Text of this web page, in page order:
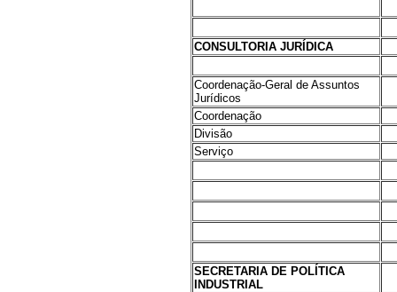
CONSULTORIA JURÍDICA
Coordenação-Geral de Assuntos
Jurídicos
Coordenação
Divisão
Serviço
SECRETARIA DE POLÍTICA
INDUSTRIAL